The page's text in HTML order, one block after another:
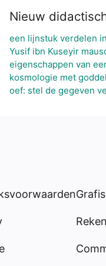
Nieuw
een lijnstuk verdelen
Yusif ibn Kuseyir
eigenschappen van
kosmologie met
oef: stel de gegeven